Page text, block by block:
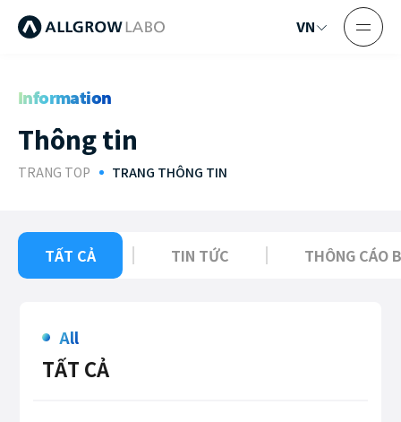
Information
Thôngtin
TRANG TOP TRANG THÔNG TIN
TẤT CẢ TIN TỨC THÔNG CÁO
All
TẤT CẢ